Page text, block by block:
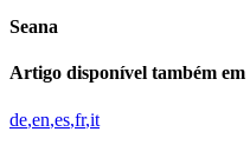
Seana
Artigo disponível também em
de en es fr it